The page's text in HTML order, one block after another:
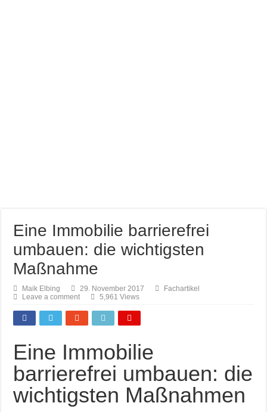
Eine Immobilie barrierefrei
umbauen: die wichtigsten
Maßnahme
Maik Elbing 29. November 2017
Fachartikel
Leave a comment
5,961 Views
Eine Immobilie
barrierefrei umbauen: die
wichtigsten Maßnahmen